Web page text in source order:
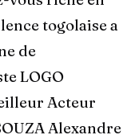
togolaise a
de
LOGO
Acteur
Alexandre